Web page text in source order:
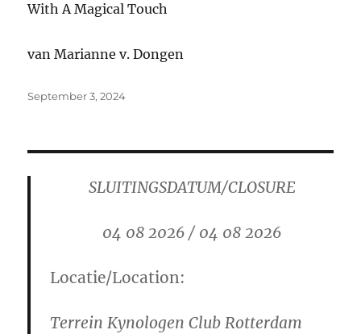
With A Magical Touch
van Marianne v. Dongen
Posted
September 3, 2024
SLUITINGSDATUM/CLOSURE
04 08 2026 / 04 08 2026
Locatie/Location:
Terrein Kynologen Club Rotterdam